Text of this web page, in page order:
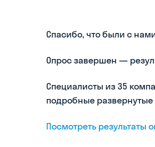
Спасибо, что были с
Опрос завершен —
Специалисты из 35
подробные
Посмотреть результаты